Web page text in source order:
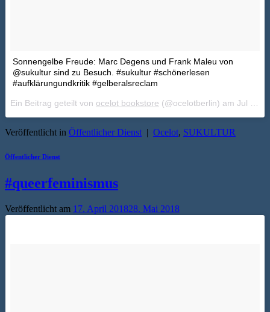
Sonnengelbe Freude: Marc Degens und Frank Maleu von
@sukultur sind zu Besuch. #sukultur #schönerlesen
#aufklärungundkritik #gelberalsreclam
Ein Beitrag geteilt von ocelot bookstore (@ocelotberlin) am Jul 27, 2018 um 6:02 PDT
Veröffentlicht in Öffentlicher Dienst | Ocelot, SUKULTUR
Öffentlicher Dienst
#queerfeminismus
Veröffentlicht am 17. April 201828. Mai 2018